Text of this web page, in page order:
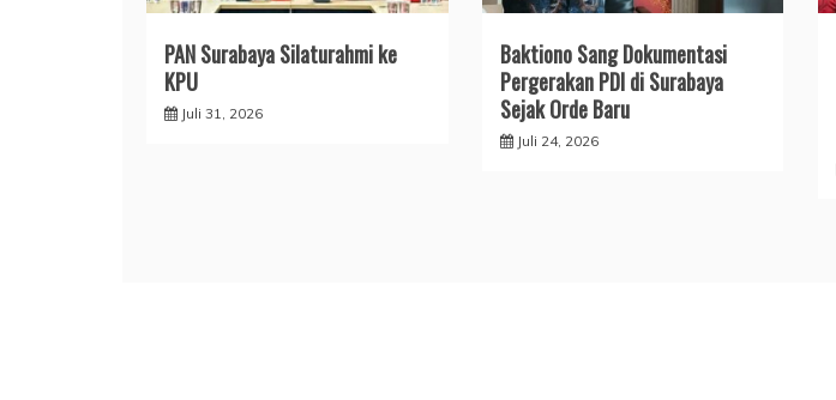
PAN Surabaya Silaturahmi ke
KPU
Juli 31, 2026
Baktiono Sang Dokumentasi
Pergerakan PDI di Surabaya
Sejak Orde Baru
Juli 24, 2026